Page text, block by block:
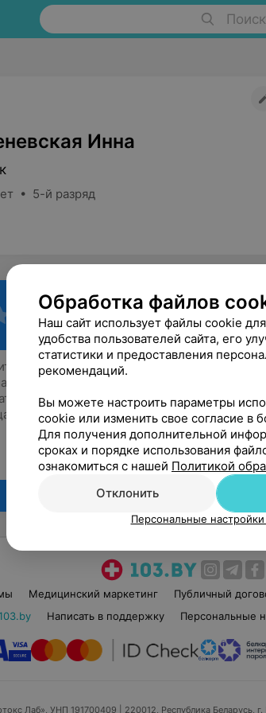
Инна
• 5-й разряд
Рекомендую
Медицинский маркетинг Публичный
Написать в поддержку Персональные
Лаб», УНП 191700409 | 220012, Республика Беларусь,
Обработка файлов
Наш сайт использует файлы cookie
удобства пользователей сайта, его
статистики и предоставления
рекомендаций.
Вы можете настроить параметры
cookie или изменить свое согласие в
Для получения дополнительной
сроках и порядке использования
ознакомиться с нашей Политикой
Отклонить
Персональные